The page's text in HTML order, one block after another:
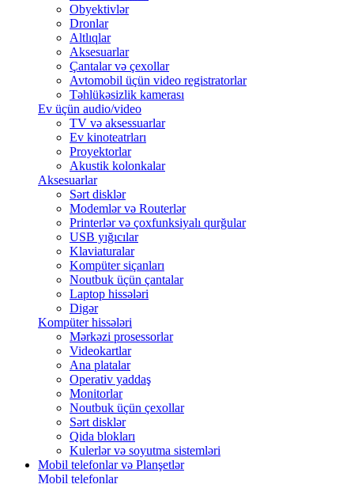
Obyektivlər
Dronlar
Altlıqlar
Aksesuarlar
Çantalar və çexollar
Avtomobil üçün video registratorlar
Təhlükəsizlik kamerası
Ev üçün audio/video
TV və aksessuarlar
Ev kinoteatrları
Proyektorlar
Akustik kolonkalar
Aksesuarlar
Sərt disklər
Modemlər və Routerlər
Printerlər və çoxfunksiyalı qurğular
USB yığıcılar
Klaviaturalar
Kompüter siçanları
Noutbuk üçün çantalar
Laptop hissələri
Digər
Kompüter hissələri
Mərkəzi prosessorlar
Videokartlar
Ana platalar
Operativ yaddaş
Monitorlar
Noutbuk üçün çexollar
Sərt disklər
Qida blokları
Kulerlər və soyutma sistemləri
Mobil telefonlar və Planşetlər
Mobil telefonlar